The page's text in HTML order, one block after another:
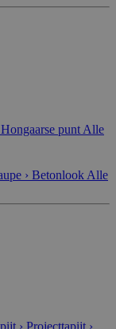
Hongaarse punt Alle
› Betonlook Alle
› Projecttapijt ›